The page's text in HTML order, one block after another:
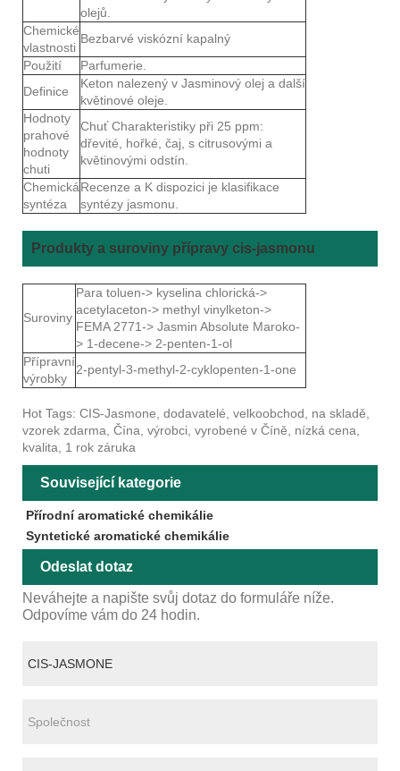
olejů.
Chemické
vlastnosti
Bezbarvé viskózní kapalný
Použití
Parfumerie.
Definice
Keton nalezený v Jasminový olej a další
květinové oleje.
Hodnoty
prahové
hodnoty
chuti
Chuť Charakteristiky při 25 ppm:
dřevité, hořké, čaj, s citrusovými a
květinovými odstín.
Chemická
syntéza
Recenze a K dispozici je klasifikace
syntézy jasmonu.
Produkty a suroviny přípravy cis-jasmonu
Suroviny
Para toluen-> kyselina chlorická->
acetylaceton-> methyl vinylketon->
FEMA 2771-> Jasmin Absolute Maroko-
> 1-decene-> 2-penten-1-ol
Přípravní
výrobky
2-pentyl-3-methyl-2-cyklopenten-1-one
Hot Tags: CIS-Jasmone, dodavatelé, velkoobchod, na skladě,
vzorek zdarma, Čína, výrobci, vyrobené v Číně, nízká cena,
kvalita, 1 rok záruka
Související kategorie
Přírodní aromatické chemikálie
Syntetické aromatické chemikálie
Odeslat dotaz
Neváhejte a napište svůj dotaz do formuláře níže.
Odpovíme vám do 24 hodin.